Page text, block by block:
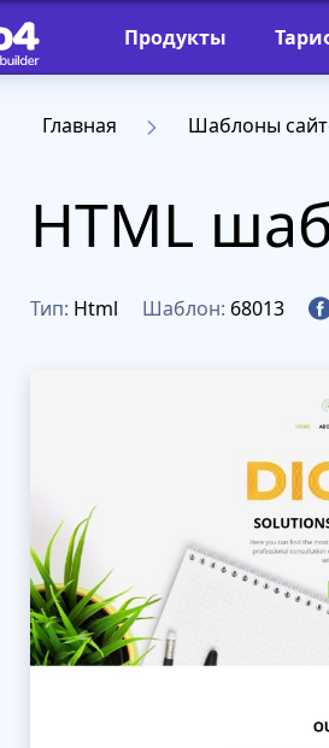
Продукты
Главная Шаблоны
HTML
Тип: Html Шаблон: 68013